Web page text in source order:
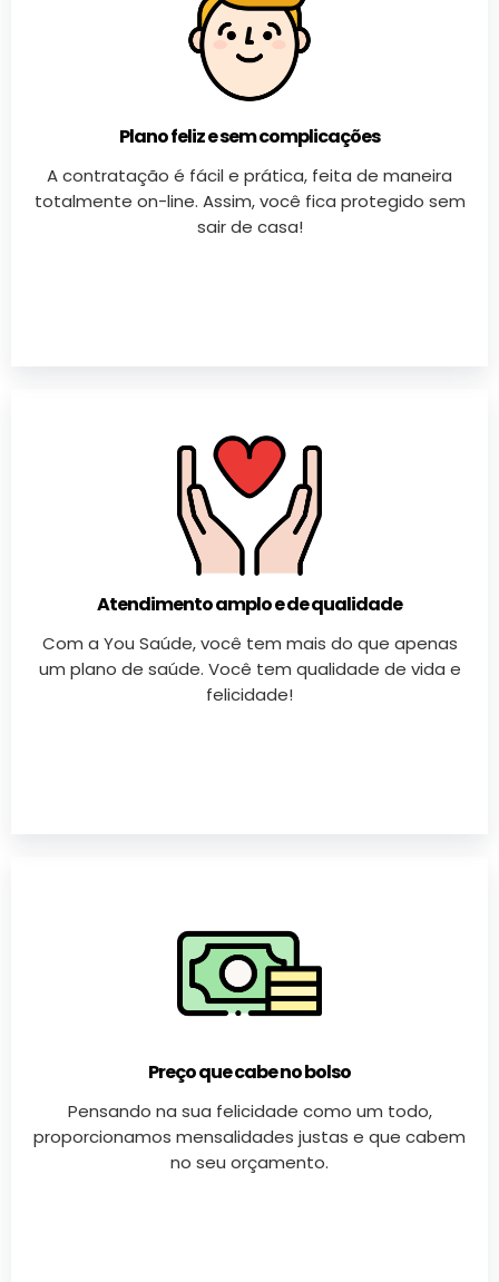
Plano feliz e sem complicações
A contratação é fácil e prática, feita de maneira
totalmente on-line. Assim, você fica protegido sem
sair de casa!
Atendimento amplo e de qualidade
Com a You Saúde, você tem mais do que apenas
um plano de saúde. Você tem qualidade de vida e
felicidade!
Preço que cabe no bolso
Pensando na sua felicidade como um todo,
proporcionamos mensalidades justas e que cabem
no seu orçamento.